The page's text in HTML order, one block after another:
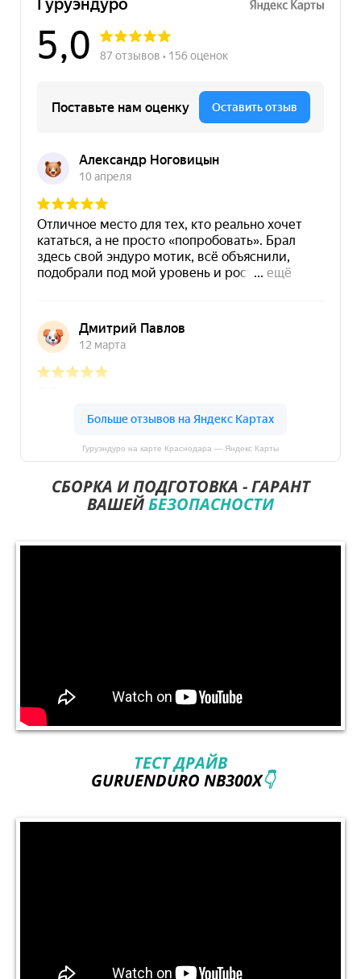
Гуруэндуро на карте Краснодара — Яндекс Карты
СБОРКА И ПОДГОТОВКА - ГАРАНТ
ВАШЕЙБЕЗОПАСНОСТИ
ТЕСТ ДРАЙВ
GURUENDURO NB300X👇